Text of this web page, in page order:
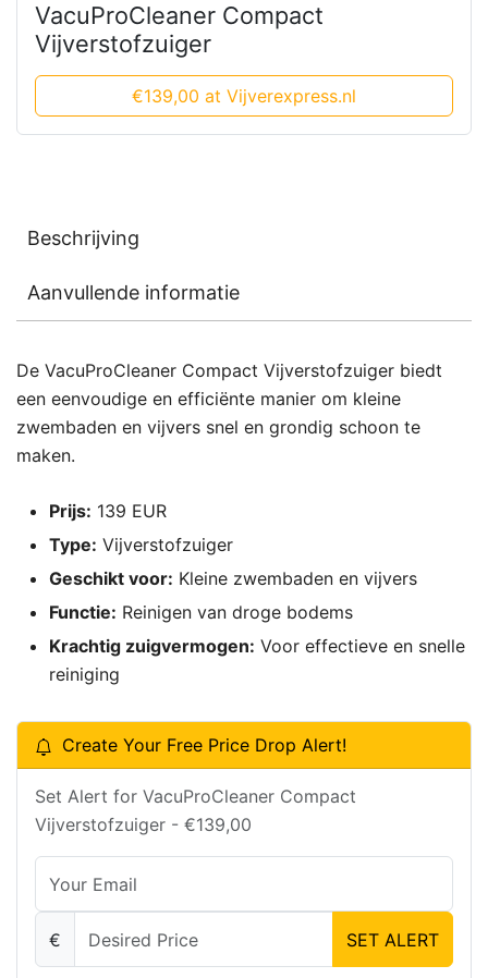
VacuProCleaner Compact
Vijverstofzuiger
€139,00 at Vijverexpress.nl
Beschrijving
Aanvullende informatie
De VacuProCleaner Compact Vijverstofzuiger biedt
een eenvoudige en efficiënte manier om kleine
zwembaden en vijvers snel en grondig schoon te
maken.
Prijs: 139 EUR
Type: Vijverstofzuiger
Geschikt voor: Kleine zwembaden en vijvers
Functie: Reinigen van droge bodems
Krachtig zuigvermogen: Voor effectieve en snelle
reiniging
Create Your Free Price Drop Alert!
Set Alert for VacuProCleaner Compact
Vijverstofzuiger - €139,00
€ SET ALERT